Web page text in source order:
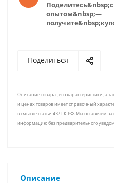
опытом&nbsp;—
Поделиться
Описание товара , его характеристики, а
и ценах товаров имеет справочный
в смысле статьи 437 ГК РФ. Мы оставляем
информацию без предварительного
Описание